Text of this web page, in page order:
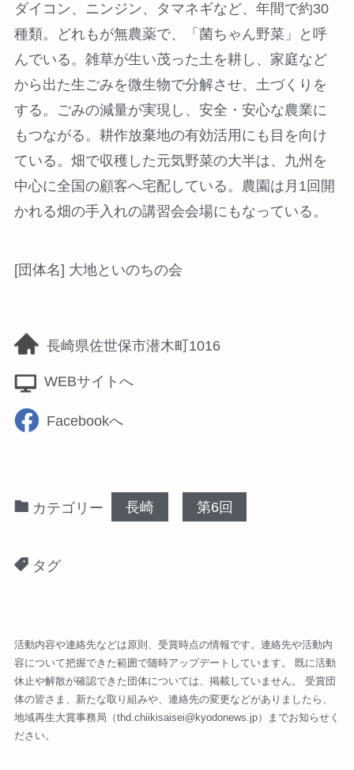
ダイコン、ニンジン、タマネギなど、年間で約30
種類。どれもが無農薬で、「菌ちゃん野菜」と呼
んでいる。雑草が生い茂った土を耕し、家庭など
から出た生ごみを微生物で分解させ、土づくりを
する。ごみの減量が実現し、安全・安心な農業に
もつながる。耕作放棄地の有効活用にも目を向け
ている。畑で収穫した元気野菜の大半は、九州を
中心に全国の顧客へ宅配している。農園は月1回開
かれる畑の手入れの講習会会場にもなっている。
[団体名] 大地といのちの会
長崎県佐世保市潜木町1016
WEBサイトへ
Facebookへ
カテゴリー 長崎 第6回
タグ
活動内容や連絡先などは原則、受賞時点の情報です。連絡先や活動内
容について把握できた範囲で随時アップデートしています。 既に活動
休止や解散が確認できた団体については、掲載していません。 受賞団
体の皆さま、新たな取り組みや、連絡先の変更などがありましたら、
地域再生大賞事務局（thd.chiikisaisei@kyodonews.jp）までお知らせく
ださい。